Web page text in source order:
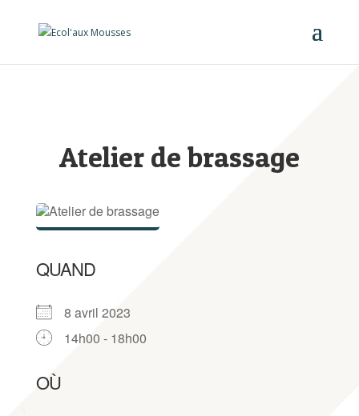
Atelier de brassage
QUAND
8 avril 2023
14h00 - 18h00
OÙ